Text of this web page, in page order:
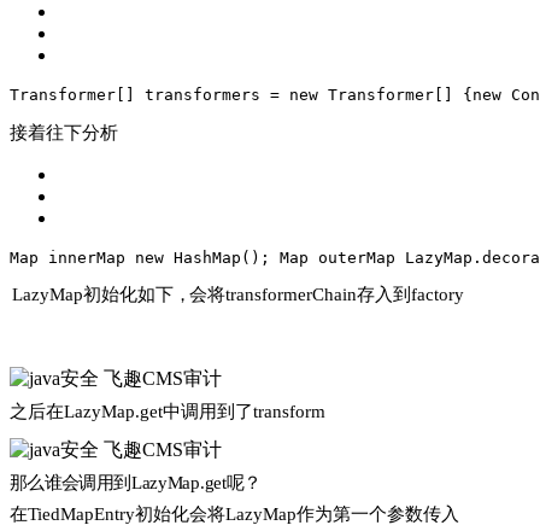
Transformer[] transformers = new Transformer[] { new
接着往下分析
Map innerMap new HashMap(); Map outerMap
LazyMap初始化如下，会将transformerChain存入到factory
之 后在LazyMap.get中调用到了transform
那么谁会调用到 LazyMap.get呢？
在TiedMapEntry初始化会将LazyMap作为第一个参数传入